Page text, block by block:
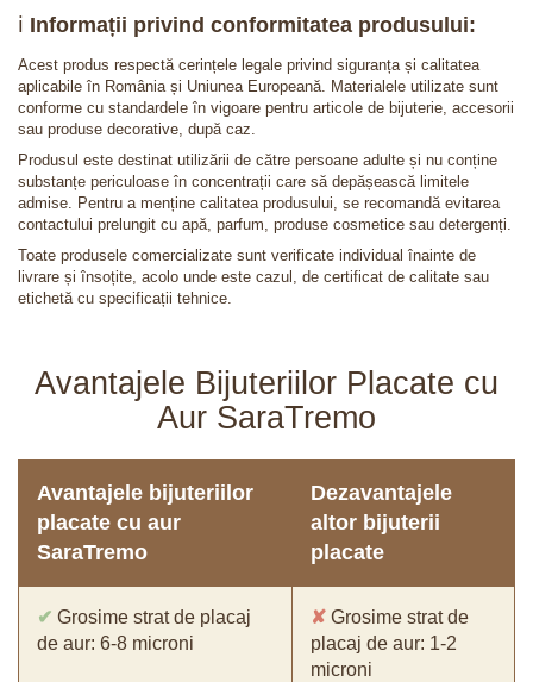
ℹ️ Informații privind conformitatea produsului:
Acest produs respectă cerințele legale privind siguranța și calitatea
aplicabile în România și Uniunea Europeană. Materialele utilizate sunt
conforme cu standardele în vigoare pentru articole de bijuterie, accesorii
sau produse decorative, după caz.
Produsul este destinat utilizării de către persoane adulte și nu conține
substanțe periculoase în concentrații care să depășească limitele
admise. Pentru a menține calitatea produsului, se recomandă evitarea
contactului prelungit cu apă, parfum, produse cosmetice sau detergenți.
Toate produsele comercializate sunt verificate individual înainte de
livrare și însoțite, acolo unde este cazul, de certificat de calitate sau
etichetă cu specificații tehnice.
Avantajele Bijuteriilor Placate cu
Aur SaraTremo
Avantajele bijuteriilor
placate cu aur
SaraTremo
Dezavantajele
altor bijuterii
placate
✔ Grosime strat de placaj
de aur: 6-8 microni
✘ Grosime strat de
placaj de aur: 1-2
microni